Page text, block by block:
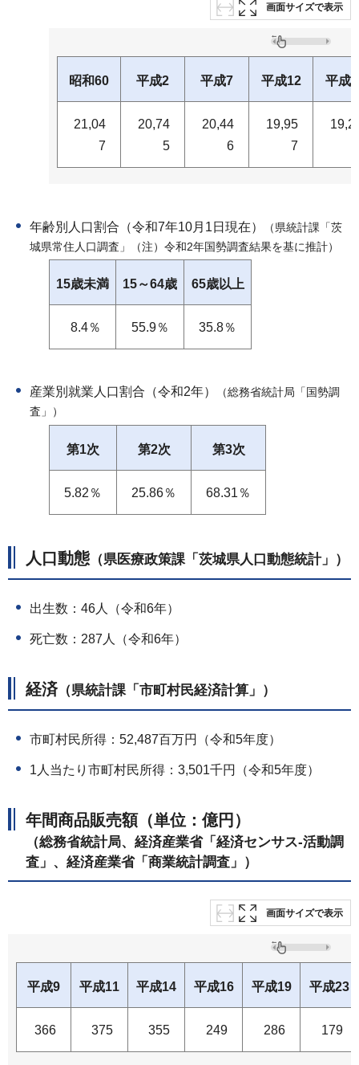
画面サイズで表示
昭和60 平成2 平成7 平成12 平成
21,04
7
20,74
5
20,44
6
19,95
7
年齢別人口割合（令和7年10月1日現在）
（県統計課「茨
城県常住人口調査」（注）令和2年国勢調査結果を基に推計）
15歳未満 15～64歳 65歳以上
8.4％ 55.9％ 35.8％
産業別就業人口割合（令和2年）
（総務省統計局「国勢調
査」）
第1次 第2次 第3次
5.82％ 25.86％ 68.31％
人口動態 （県医療政策課「茨城県人口動態統計」）
出生数：46人（令和6年）
死亡数：287人（令和6年）
経済（県統計課「市町村民経済計算」）
市町村民所得：52,487百万円（令和5年度）
1人当たり市町村民所得：3,501千円（令和5年度）
年間商品販売額（単位：億円）
（総務省統計局、経済産業省「経済センサス-活動調
査」、経済産業省「商業統計調査」）
画面サイズで表示
平成9 平成11 平成14 平成16 平成19 平成23
366 375 355 249 286 179